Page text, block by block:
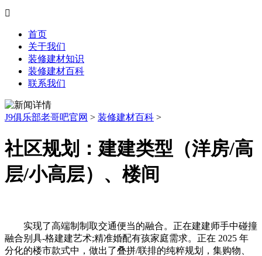

首页
关于我们
装修建材知识
装修建材百科
联系我们
J9俱乐部老哥吧官网 > 装修建材百科 >
社区规划：建建类型（洋房/高
层/小高层）、楼间
实现了高端制制取交通便当的融合。正在建建师手中碰撞
融合别具-格建建艺术;精准婚配有孩家庭需求。正在 2025 年
分化的楼市款式中，做出了叠拼/联排的纯粹规划，集购物、